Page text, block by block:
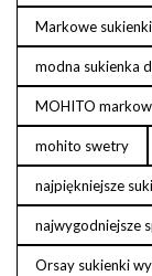
Markowe
modna sukienka
MOHITO
mohito swetry
najpiękniejsze
najwygodniejsze
Orsay sukienki